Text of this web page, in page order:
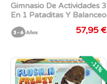
Gimnasio De Actividades 3
En 1 Pataditas Y Balanceo
57,95 €
-11%